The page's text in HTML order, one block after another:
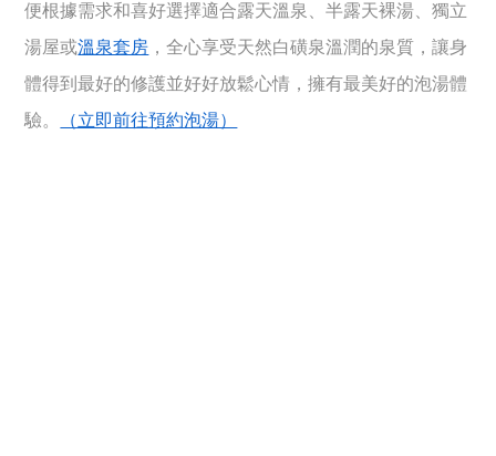
便根據需求和喜好選擇適合露天溫泉、半露天裸湯、獨立
湯屋或溫泉套房 ，全心享受天然白磺泉溫潤的泉質，讓身
體得到最好的修護並好好放鬆心情，擁有最美好的泡湯體
驗。
（立即前往預約泡湯）